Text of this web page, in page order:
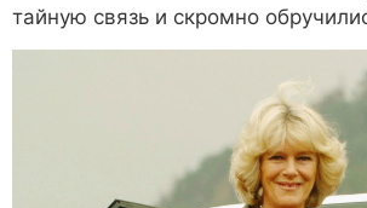
тайную связь и скромно